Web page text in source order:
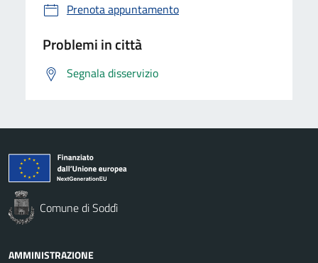
Prenota appuntamento
Problemi in città
Segnala disservizio
Comune di Soddì
AMMINISTRAZIONE